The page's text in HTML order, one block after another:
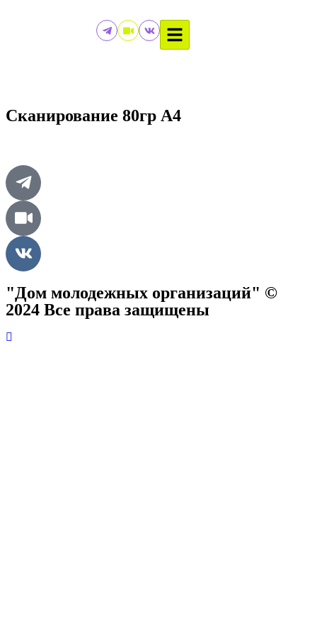
Сканирование 80гр А4
"Дом молодежных организаций" ©
2024 Все права защищены